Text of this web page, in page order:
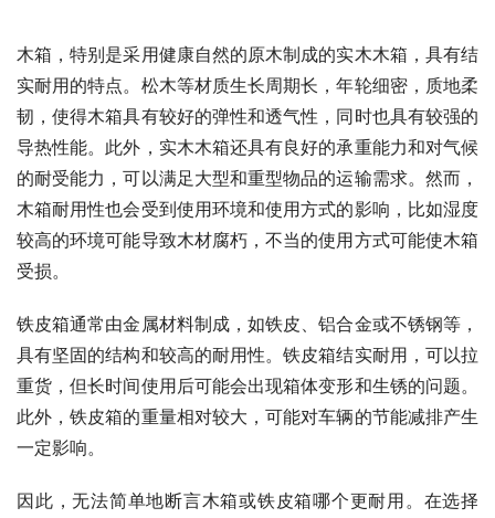
木箱，特别是采用健康自然的原木制成的实木木箱，具有结
实耐用的特点。松木等材质生长周期长，年轮细密，质地柔
韧，使得木箱具有较好的弹性和透气性，同时也具有较强的
导热性能。此外，实木木箱还具有良好的承重能力和对气候
的耐受能力，可以满足大型和重型物品的运输需求。然而，
木箱耐用性也会受到使用环境和使用方式的影响，比如湿度
较高的环境可能导致木材腐朽，不当的使用方式可能使木箱
受损。
铁皮箱通常由金属材料制成，如铁皮、铝合金或不锈钢等，
具有坚固的结构和较高的耐用性。铁皮箱结实耐用，可以拉
重货，但长时间使用后可能会出现箱体变形和生锈的问题。
此外，铁皮箱的重量相对较大，可能对车辆的节能减排产生
一定影响。
因此，无法简单地断言木箱或铁皮箱哪个更耐用。在选择